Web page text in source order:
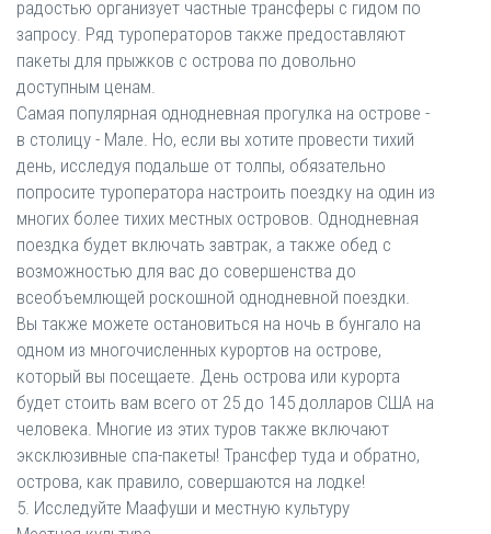
радостью организует частные трансферы с гидом по
запросу. Ряд туроператоров также предоставляют
пакеты для прыжков с острова по довольно
доступным ценам.
Самая популярная однодневная прогулка на острове -
в столицу - Мале. Но, если вы хотите провести тихий
день, исследуя подальше от толпы, обязательно
попросите туроператора настроить поездку на один из
многих более тихих местных островов. Однодневная
поездка будет включать завтрак, а также обед с
возможностью для вас до совершенства до
всеобъемлющей роскошной однодневной поездки.
Вы также можете остановиться на ночь в бунгало на
одном из многочисленных курортов на острове,
который вы посещаете. День острова или курорта
будет стоить вам всего от 25 до 145 долларов США на
человека. Многие из этих туров также включают
эксклюзивные спа-пакеты! Трансфер туда и обратно,
острова, как правило, совершаются на лодке!
5. Исследуйте Маафуши и местную культуру